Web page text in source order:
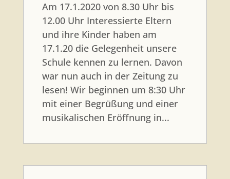
Am 17.1.2020 von 8.30 Uhr bis
12.00 Uhr Interessierte Eltern
und ihre Kinder haben am
17.1.20 die Gelegenheit unsere
Schule kennen zu lernen. Davon
war nun auch in der Zeitung zu
lesen! Wir beginnen um 8:30 Uhr
mit einer Begrüßung und einer
musikalischen Eröffnung in...